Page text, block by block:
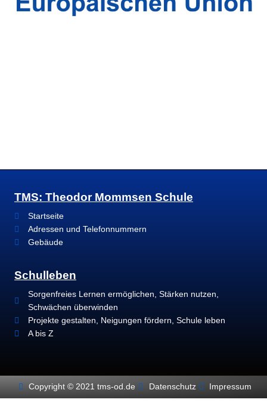
TMS: Theodor Mommsen Schule
Startseite
Adressen und Telefonnummern
Gebäude
Schulleben
Sorgenfreies Lernen ermöglichen, Stärken nutzen,
Schwächen überwinden
Projekte gestalten, Neigungen fördern, Schule leben
A bis Z
Copyright © 2021 tms-od.de Datenschutz Impressum